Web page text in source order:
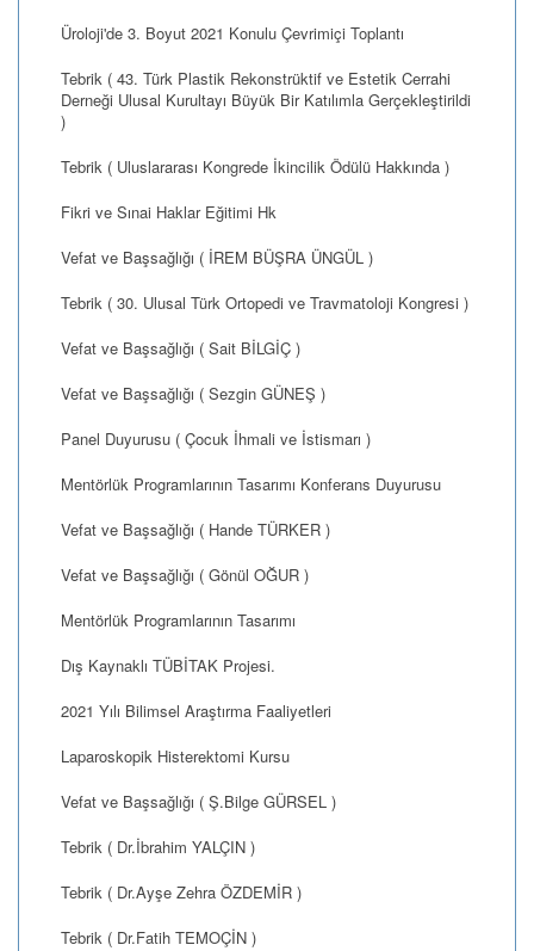
Üroloji'de 3. Boyut 2021 Konulu Çevrimiçi Toplantı
Tebrik ( 43. Türk Plastik Rekonstrüktif ve Estetik Cerrahi
Derneği Ulusal Kurultayı Büyük Bir Katılımla Gerçekleştirildi
)
Tebrik ( Uluslararası Kongrede İkincilik Ödülü Hakkında )
Fikri ve Sınai Haklar Eğitimi Hk
Vefat ve Başsağlığı ( İREM BÜŞRA ÜNGÜL )
Tebrik ( 30. Ulusal Türk Ortopedi ve Travmatoloji Kongresi )
Vefat ve Başsağlığı ( Sait BİLGİÇ )
Vefat ve Başsağlığı ( Sezgin GÜNEŞ )
Panel Duyurusu ( Çocuk İhmali ve İstismarı )
Mentörlük Programlarının Tasarımı Konferans Duyurusu
Vefat ve Başsağlığı ( Hande TÜRKER )
Vefat ve Başsağlığı ( Gönül OĞUR )
Mentörlük Programlarının Tasarımı
Dış Kaynaklı TÜBİTAK Projesi.
2021 Yılı Bilimsel Araştırma Faaliyetleri
Laparoskopik Histerektomi Kursu
Vefat ve Başsağlığı ( Ş.Bilge GÜRSEL )
Tebrik ( Dr.İbrahim YALÇIN )
Tebrik ( Dr.Ayşe Zehra ÖZDEMİR )
Tebrik ( Dr.Fatih TEMOÇİN )